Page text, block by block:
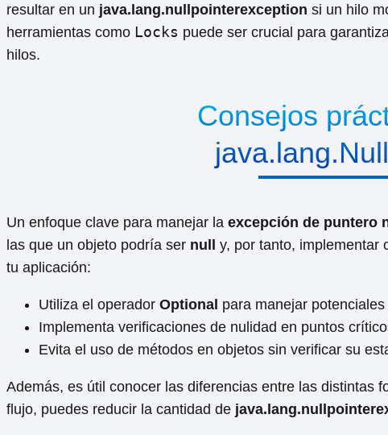
resultar en un java.lang.nullpointerexception si un hilo
herramientas como Locks puede ser crucial para
hilos.
Consejos
Un enfoque clave para manejar la excepción de puntero
las que un objeto podría ser null
y, por tanto, implementar
tu aplicación:
Utiliza el operador Optional para manejar
Implementa verificaciones de nulidad en puntos
Evita el uso de métodos en objetos sin verificar su
Además, es útil conocer las diferencias entre las distintas
flujo, puedes reducir la cantidad de